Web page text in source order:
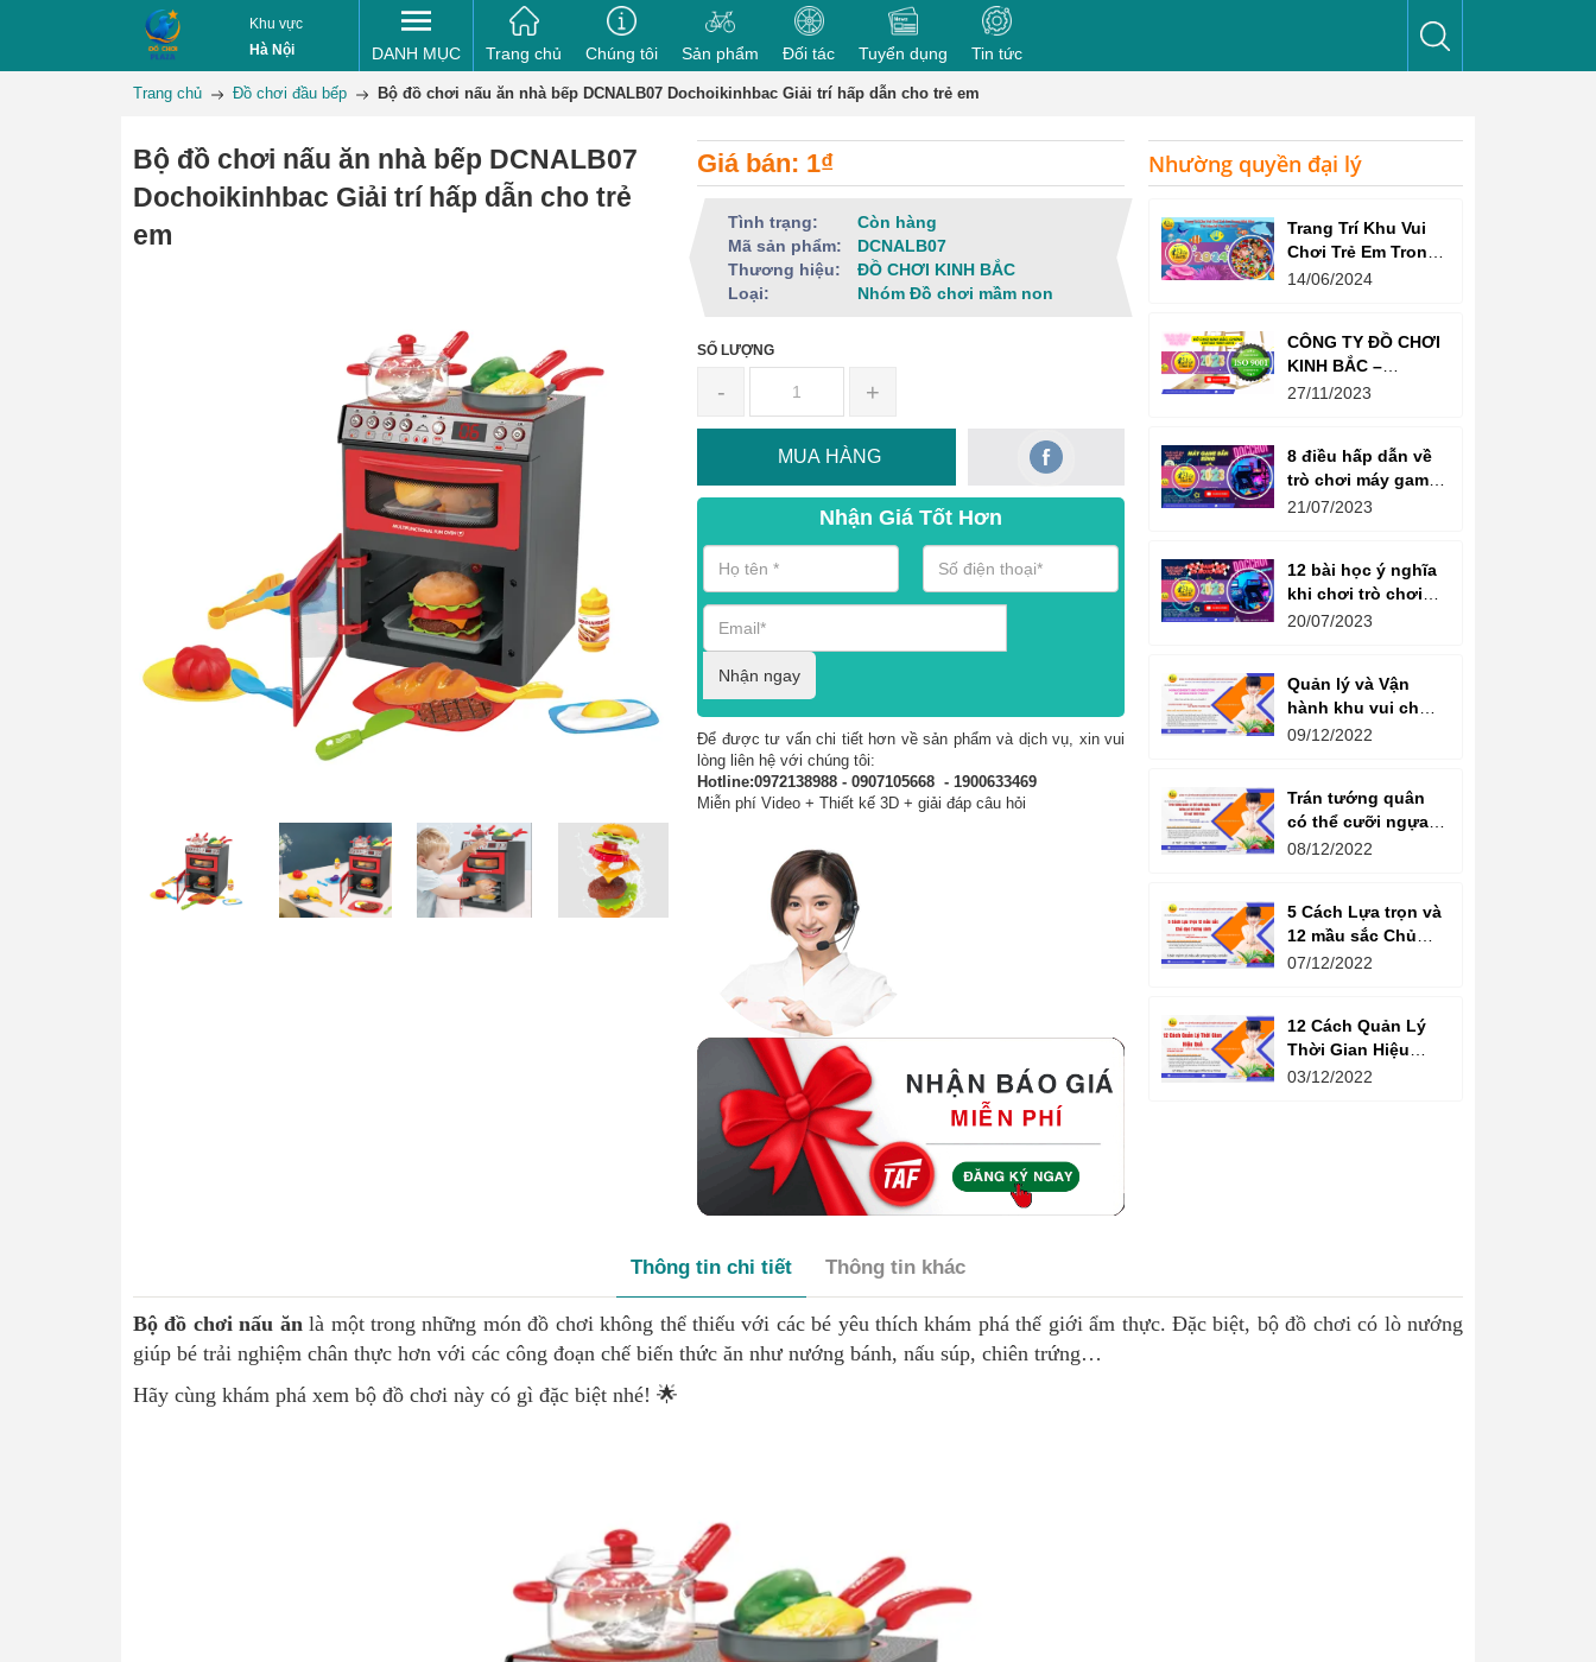
Khu vực
Hà Nội
DANH MỤC Trang chủ Chúng tôi Sản phẩm Đối tác Tuyển dụng Tin tức
Trang chủ Đồ chơi đầu bếp Bộ đồ chơi nấu ăn nhà bếp DCNALB07 Dochoikinhbac Giải trí hấp dẫn cho trẻ em
Bộ đồ chơi nấu ăn nhà bếp DCNALB07
Dochoikinhbac Giải trí hấp dẫn cho trẻ
em
Giá bán: 1₫
Tình trạng:
Còn hàng
Mã sản phẩm:
DCNALB07
Thương hiệu:
ĐỒ CHƠI KINH BẮC
Loại:
Nhóm Đồ chơi mầm non
SỐ LƯỢNG
- +
MUA HÀNG
Nhận Giá Tốt Hơn
Nhận ngay
Để được tư vấn chi tiết hơn về sản phẩm và dịch vụ, xin vui
lòng liên hệ với chúng tôi:
Hotline:0972138988 - 0907105668 - 1900633469
Miễn phí Video + Thiết kế 3D + giải đáp câu hỏi
Nhường quyền đại lý
Trang Trí Khu Vui
Chơi Trẻ Em Trong
Nhà Như Thế Nào
14/06/2024
CÔNG TY ĐỒ CHƠI
KINH BẮC –
CHỨNG CHỈ ISO
27/11/2023
8 điều hấp dẫn về
trò chơi máy game
bắn súng
21/07/2023
12 bài học ý nghĩa
khi chơi trò chơi
máy game đua xe
20/07/2023
Quản lý và Vận
hành khu vui chơi
giải trí -
amusement parks
09/12/2022
Trán tướng quân
có thể cưỡi ngựa,
Bụng tể tướng có
08/12/2022
5 Cách Lựa trọn và
12 mầu sắc Chủ
đạo Tương sinh
năng lượng
07/12/2022
12 Cách Quản Lý
Thời Gian Hiệu
Quả - 4 phương
03/12/2022
Thông tin chi tiết Thông tin khác
Bộ đồ chơi nấu ănlà một trong những món đồ chơi không thể thiếu với các bé yêu thích khám phá thế giới ẩm thực. Đặc biệt, bộ đồ chơi có lò nướng
giúp bé trải nghiệm chân thực hơn với các công đoạn chế biến thức ăn như nướng bánh, nấu súp, chiên trứng…
Hãy cùng khám phá xem bộ đồ chơi này có gì đặc biệt nhé! 🌟